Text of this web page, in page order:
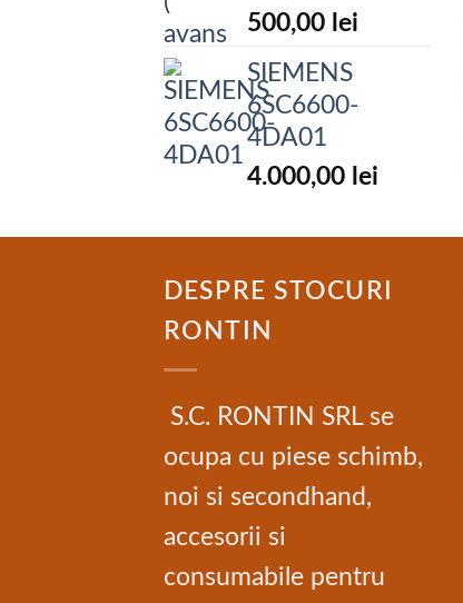
500,00 lei
SIEMENS
6SC6600-
4DA01
4.000,00 lei
DESPRE STOCURI
RONTIN
S.C. RONTIN SRL se
ocupa cu piese schimb,
noi si secondhand,
accesorii si
consumabile pentru